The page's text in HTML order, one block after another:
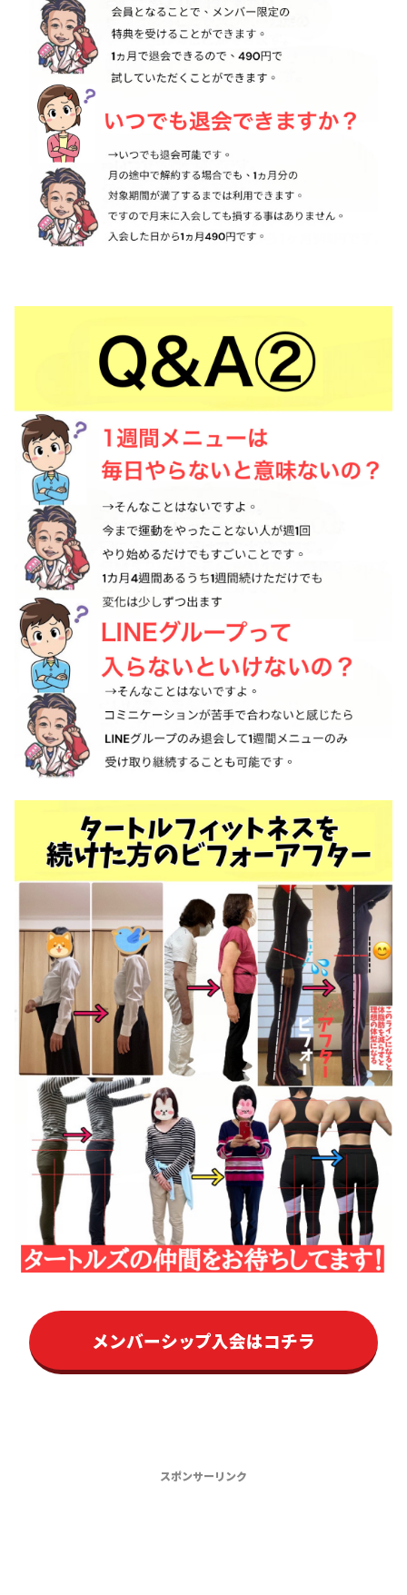
メンバーシップ入会はコチラ
スポンサーリンク